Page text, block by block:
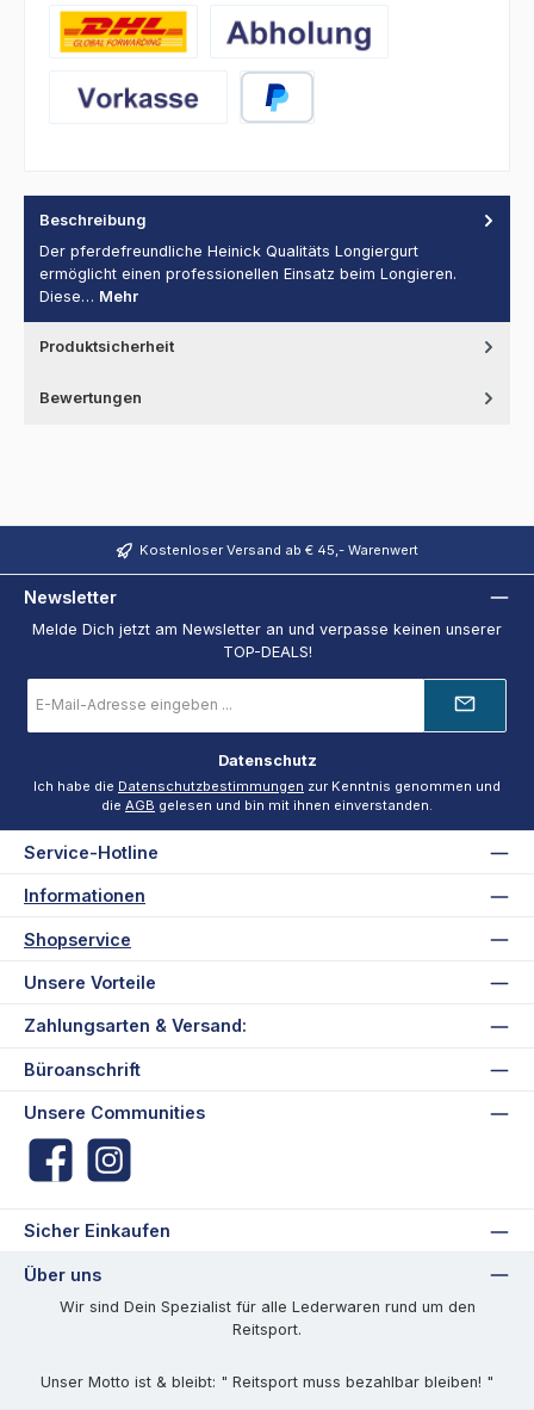
Abholung
Beschreibung
Der pferdefreundliche Heinick Qualitäts Longiergurt
ermöglicht einen professionellen Einsatz beim Longieren.
Diese… Mehr
Produktsicherheit
Bewertungen
Kostenloser Versand ab € 45,- Warenwert
Newsletter
Melde Dich jetzt am Newsletter an und verpasse keinen unserer
TOP-DEALS!
Mail-
Datenschutz
Ich habe die Datenschutzbestimmungen zur Kenntnis genommen und
die AGB gelesen und bin mit ihnen einverstanden.
Service-Hotline
Informationen
Shopservice
Unsere Vorteile
Unsere Communities
FacebookInstagram
Zahlungsarten & Versand:
Büroanschrift
Sicher Einkaufen
Über uns
Wir sind Dein Spezialist für alle Lederwaren rund um den
Reitsport.
Unser Motto ist & bleibt: " Reitsport muss bezahlbar bleiben! "